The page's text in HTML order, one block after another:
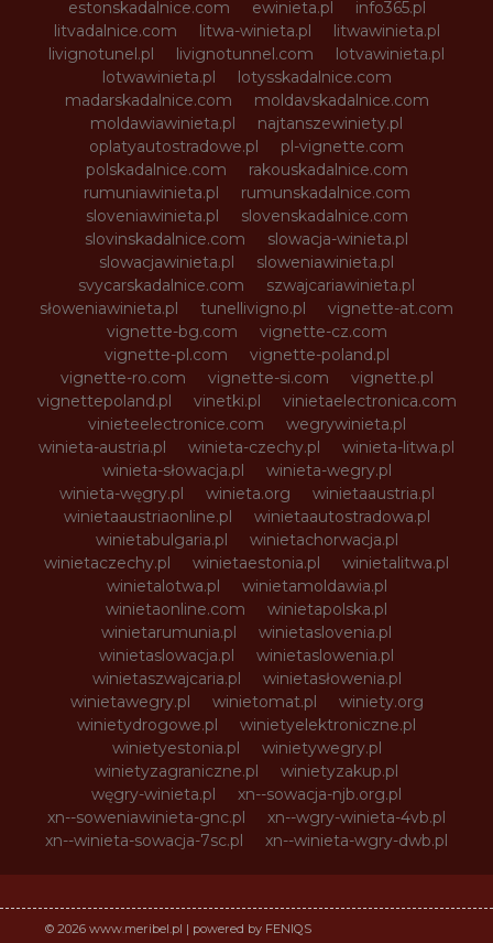
estonskadalnice.com
ewinieta.pl
info365.pl
litvadalnice.com
litwa-winieta.pl
litwawinieta.pl
livignotunel.pl
livignotunnel.com
lotvawinieta.pl
lotwawinieta.pl
lotysskadalnice.com
madarskadalnice.com
moldavskadalnice.com
moldawiawinieta.pl
najtanszewiniety.pl
oplatyautostradowe.pl
pl-vignette.com
polskadalnice.com
rakouskadalnice.com
rumuniawinieta.pl
rumunskadalnice.com
sloveniawinieta.pl
slovenskadalnice.com
slovinskadalnice.com
slowacja-winieta.pl
slowacjawinieta.pl
sloweniawinieta.pl
svycarskadalnice.com
szwajcariawinieta.pl
słoweniawinieta.pl
tunellivigno.pl
vignette-at.com
vignette-bg.com
vignette-cz.com
vignette-pl.com
vignette-poland.pl
vignette-ro.com
vignette-si.com
vignette.pl
vignettepoland.pl
vinetki.pl
vinietaelectronica.com
vinieteelectronice.com
wegrywinieta.pl
winieta-austria.pl
winieta-czechy.pl
winieta-litwa.pl
winieta-słowacja.pl
winieta-wegry.pl
winieta-węgry.pl
winieta.org
winietaaustria.pl
winietaaustriaonline.pl
winietaautostradowa.pl
winietabulgaria.pl
winietachorwacja.pl
winietaczechy.pl
winietaestonia.pl
winietalitwa.pl
winietalotwa.pl
winietamoldawia.pl
winietaonline.com
winietapolska.pl
winietarumunia.pl
winietaslovenia.pl
winietaslowacja.pl
winietaslowenia.pl
winietaszwajcaria.pl
winietasłowenia.pl
winietawegry.pl
winietomat.pl
winiety.org
winietydrogowe.pl
winietyelektroniczne.pl
winietyestonia.pl
winietywegry.pl
winietyzagraniczne.pl
winietyzakup.pl
węgry-winieta.pl
xn--sowacja-njb.org.pl
xn--soweniawinieta-gnc.pl
xn--wgry-winieta-4vb.pl
xn--winieta-sowacja-7sc.pl
xn--winieta-wgry-dwb.pl
© 2026 www.meribel.pl | powered by FENIQS